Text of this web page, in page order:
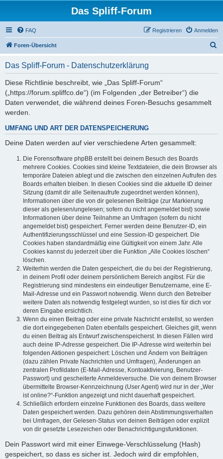
Das Spliff-Forum
FAQ Anmelden
Registrieren
Foren-Übersicht
Das Spliff-Forum - Datenschutzerklärung
Diese Richtlinie beschreibt, wie „Das Spliff-Forum“
(„https://forum.spliffco.de“) (im Folgenden „der Betreiber“) die
Daten verwendet, die während deines Foren-Besuchs gesammelt
werden.
UMFANG UND ART DER DATENSPEICHERUNG
Deine Daten werden auf vier verschiedene Arten gesammelt:
Die Forensoftware phpBB erstellt bei deinem Besuch des Boards
mehrere Cookies. Cookies sind kleine Textdateien, die dein Browser als
temporäre Dateien ablegt und die zwischen den einzelnen Aufrufen des
Boards erhalten bleiben. In diesen Cookies sind die aktuelle ID deiner
Sitzung (damit dir alle Seitenaufrufe zugeordnet werden können),
Informationen über die von dir gelesenen Beiträge (zur Markierung
dieser als gelesen/ungelesen; sofern du nicht angemeldet bist) sowie
Informationen über deine Teilnahme an Umfragen (sofern du nicht
angemeldet bist) gespeichert. Ferner werden deine Benutzer-ID, ein
Authentifizierungsschlüssel und eine Session-ID gespeichert. Die
Cookies haben standardmäßig eine Gültigkeit von einem Jahr. Alle
Cookies kannst du jederzeit über die Funktion „Alle Cookies löschen“
löschen.
Weiterhin werden die Daten gespeichert, die du bei der Registrierung,
in deinem Profil oder deinem persönlichem Bereich angibst. Für die
Registrierung sind mindestens ein eindeutiger Benutzername, eine E-
Mail-Adresse und ein Passwort notwendig. Wenn durch den Betreiber
weitere Daten als notwendig festgelegt wurden, so ist dies für dich vor
deren Eingabe ersichtlich.
Wenn du einen Beitrag oder eine private Nachricht erstellst, so werden
die dort eingegebenen Daten ebenfalls gespeichert. Gleiches gilt, wenn
du einen Beitrag als Entwurf zwischenspeicherst. In diesen Fällen wird
auch deine IP-Adresse gespeichert. Die IP-Adresse wird weiterhin bei
folgenden Aktionen gespeichert: Löschen und Ändern von Beiträgen
(dazu zählen Private Nachrichten und Umfragen), Änderungen an
zentralen Profildaten (E-Mail-Adresse, Kontoaktivierung, Benutzer-
Passwort) und gescheiterte Anmeldeversuche. Die von deinem Browser
übermittelte Browser-Kennzeichnung (User Agent) wird nur in der „Wer
ist online?“-Funktion angezeigt und nicht dauerhaft gespeichert.
Schließlich erfordern einzelne Funktionen des Boards, dass weitere
Daten gespeichert werden. Dazu gehören dein Abstimmungsverhalten
bei Umfragen, der Gelesen-Status von deinen Beiträgen oder explizit
von dir gesetzte Lesezeichen oder Benachrichtigungsfunktionen.
Dein Passwort wird mit einer Einwege-Verschlüsselung (Hash)
gespeichert, so dass es sicher ist. Jedoch wird dir empfohlen,